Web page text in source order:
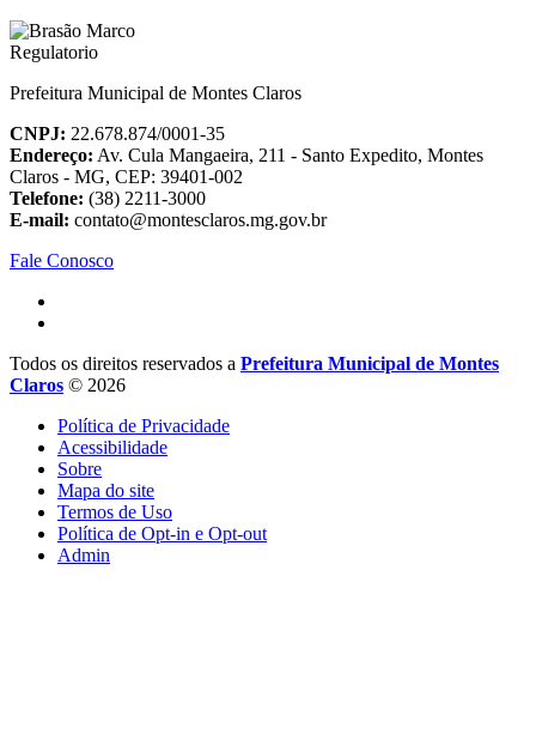
Prefeitura Municipal de Montes Claros
CNPJ: 22.678.874/0001-35
Endereço: Av. Cula Mangaeira, 211 - Santo Expedito, Montes
Claros - MG, CEP: 39401-002
Telefone: (38) 2211-3000
E-mail: contato@montesclaros.mg.gov.br
Fale Conosco
Todos os direitos reservados a Prefeitura Municipal de Montes
Claros © 2026
Política de Privacidade
Acessibilidade
Sobre
Mapa do site
Termos de Uso
Política de Opt-in e Opt-out
Admin